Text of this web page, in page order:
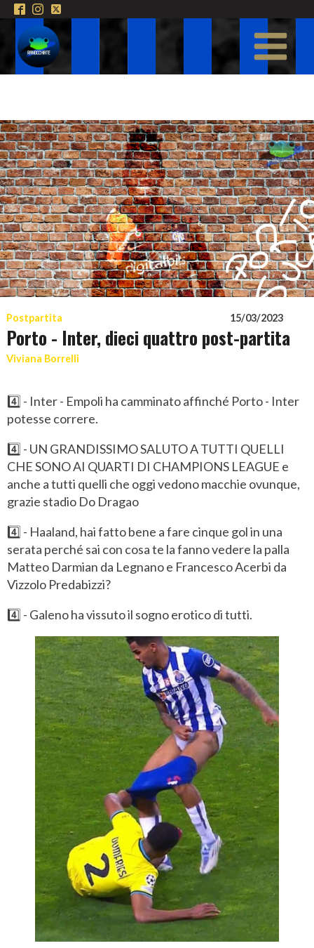
Postpartita 15/03/2023
Porto - Inter, dieci quattro post-partita
Viviana Borrelli
4️⃣ - Inter - Empoli ha camminato affinché Porto - Inter
potesse correre.
4️⃣ - UN GRANDISSIMO SALUTO A TUTTI QUELLI
CHE SONO AI QUARTI DI CHAMPIONS LEAGUE e
anche a tutti quelli che oggi vedono macchie ovunque,
grazie stadio Do Dragao
4️⃣ - Haaland, hai fatto bene a fare cinque gol in una
serata perché sai con cosa te la fanno vedere la palla
Matteo Darmian da Legnano e Francesco Acerbi da
Vizzolo Predabizzi?
4️⃣ - Galeno ha vissuto il sogno erotico di tutti.